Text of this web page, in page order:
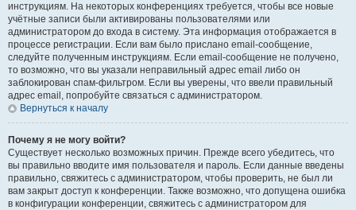
инструкциям. На некоторых конференциях требуется, чтобы все новые
учётные записи были активированы пользователями или
администратором до входа в систему. Эта информация отображается в
процессе регистрации. Если вам было прислано email-сообщение,
следуйте полученным инструкциям. Если email-сообщение не получено,
то возможно, что вы указали неправильный адрес email либо он
заблокирован спам-фильтром. Если вы уверены, что ввели правильный
адрес email, попробуйте связаться с администратором.
Вернуться к началу
Почему я не могу войти?
Существует несколько возможных причин. Прежде всего убедитесь, что
вы правильно вводите имя пользователя и пароль. Если данные введены
правильно, свяжитесь с администратором, чтобы проверить, не был ли
вам закрыт доступ к конференции. Также возможно, что допущена ошибка
в конфигурации конференции, свяжитесь с администратором для